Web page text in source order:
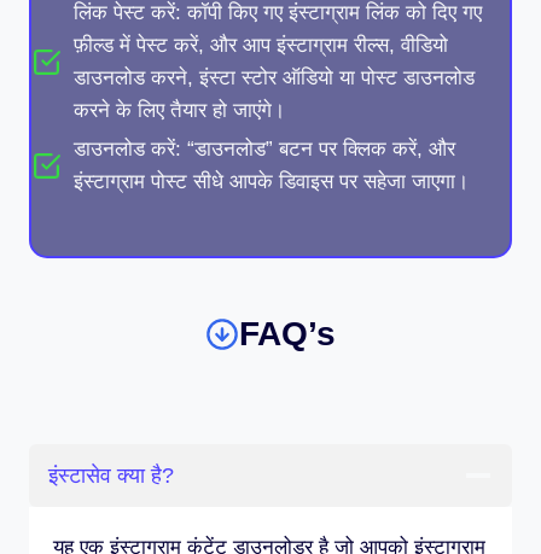
लिंक पेस्ट करें: कॉपी किए गए इंस्टाग्राम लिंक को दिए गए
फ़ील्ड में पेस्ट करें, और आप इंस्टाग्राम रील्स, वीडियो
डाउनलोड करने, इंस्टा स्टोर ऑडियो या पोस्ट डाउनलोड
करने के लिए तैयार हो जाएंगे।
डाउनलोड करें: “डाउनलोड” बटन पर क्लिक करें, और
इंस्टाग्राम पोस्ट सीधे आपके डिवाइस पर सहेजा जाएगा।
FAQ’s
इंस्टासेव क्या है?
यह एक इंस्टाग्राम कंटेंट डाउनलोडर है जो आपको इंस्टाग्राम